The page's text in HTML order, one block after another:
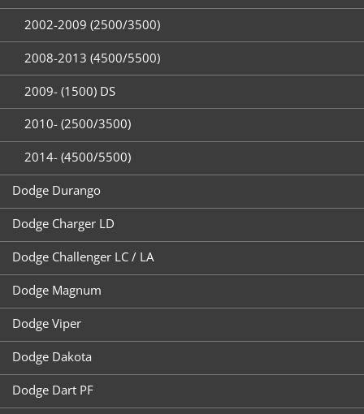
2002-2009 (2500/3500)
2008-2013 (4500/5500)
2009- (1500) DS
2010- (2500/3500)
2014- (4500/5500)
Dodge Durango
Dodge Charger LD
Dodge Challenger LC / LA
Dodge Magnum
Dodge Viper
Dodge Dakota
Dodge Dart PF